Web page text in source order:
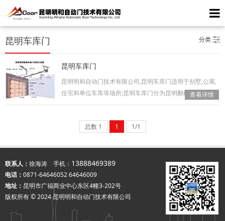
分类
昆明车库门
昆明车库门
昆明明和自动门技术有限公司,昆明车库门适用于别墅,公寓,
住宅和单位车库等场所;昆明车库门分为昆明翻板车库门,昆
明卷…
查看详情
总数 1 1 1/1
联系人： 徐海涛 手机： 13888469389
电话： 0871-64646052 64646009
地址： 昆明市广福商业中心东区4幢3-202号
版权所有 © 2024 昆明明和自动门技术有限公司